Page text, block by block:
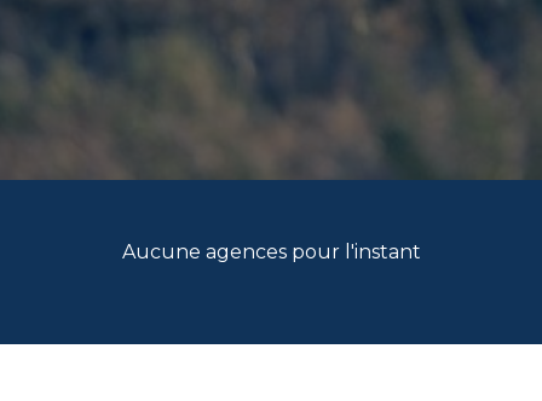
Aucune agences pour l'instant